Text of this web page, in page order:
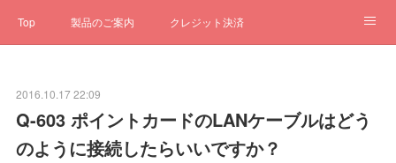
Top 製品のご案内 クレジット決済
2016.10.17 22:09
Q-603 ポイントカードのLANケーブルはどう
のように接続したらいいですか？